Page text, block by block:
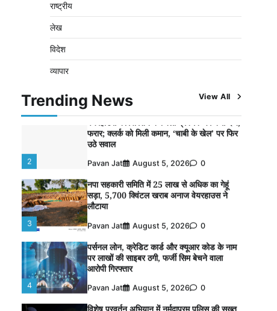
राष्ट्रीय
लेख
विदेश
व्यापार
Trending News View All
कार्रवाई
Pavan Jat August 5, 2026 0
विशेष प्रवर्तन अभियान में नर्मदापुरम पुलिस की
0
फरार; क्लर्क को मिली कमान, ‘चाबी के खेल’ पर फिर
उठे सवाल
3
सड़ा, 5,700 क्विंटल खराब अनाज वेयरहाउस ने
लौटाया
4
पर लाखों की साइबर ठगी, फर्जी सिम बेचने वाला
आरोपी गिरफ्तार